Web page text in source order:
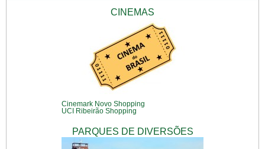
CINEMAS
Cinemark Novo Shopping
UCI Ribeirão Shopping
PARQUES DE DIVERSÕES